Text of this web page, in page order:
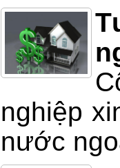
nghiệp
nước